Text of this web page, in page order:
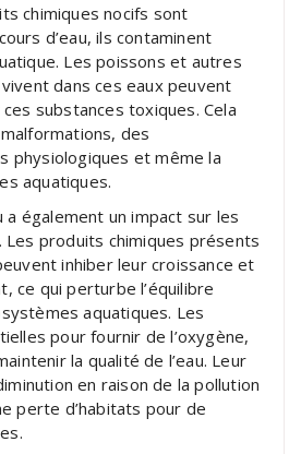
chimiques nocifs sont
d’eau, ils contaminent
Les poissons et autres
dans ces eaux peuvent
substances toxiques. Cela
des
physiologiques et même la
aquatiques.
a également un impact sur les
Les produits chimiques présents
inhiber leur croissance et
ce qui perturbe l’équilibre
aquatiques. Les
pour fournir de l’oxygène,
la qualité de l’eau. Leur
en raison de la pollution
perte d’habitats pour de